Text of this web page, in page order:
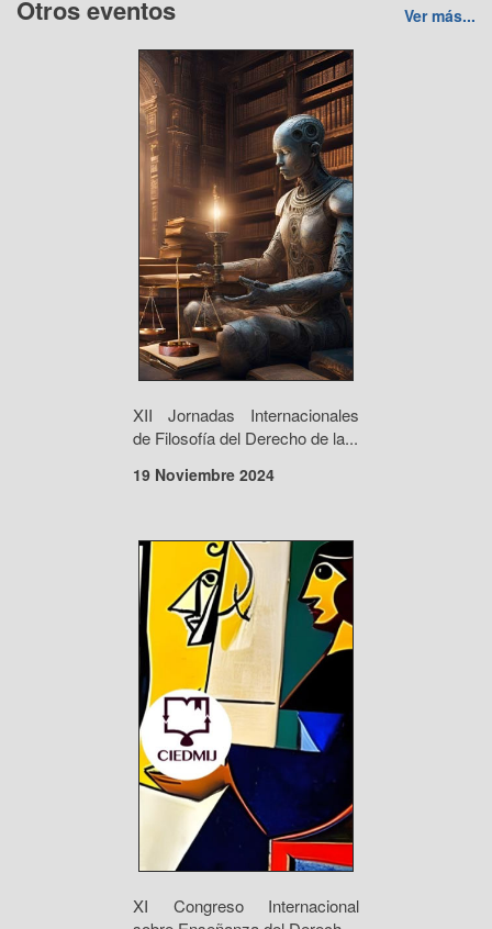
Otros eventos Ver más...
XII Jornadas Internacionales
de Filosofía del Derecho de la...
19 Noviembre 2024
XI Congreso Internacional